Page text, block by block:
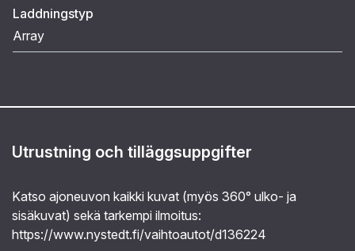
Laddningstyp
Array
Utrustning och tilläggsuppgifter
Katso ajoneuvon kaikki kuvat (myös 360° ulko- ja
sisäkuvat) sekä tarkempi ilmoitus:
https://www.nystedt.fi/vaihtoautot/d136224